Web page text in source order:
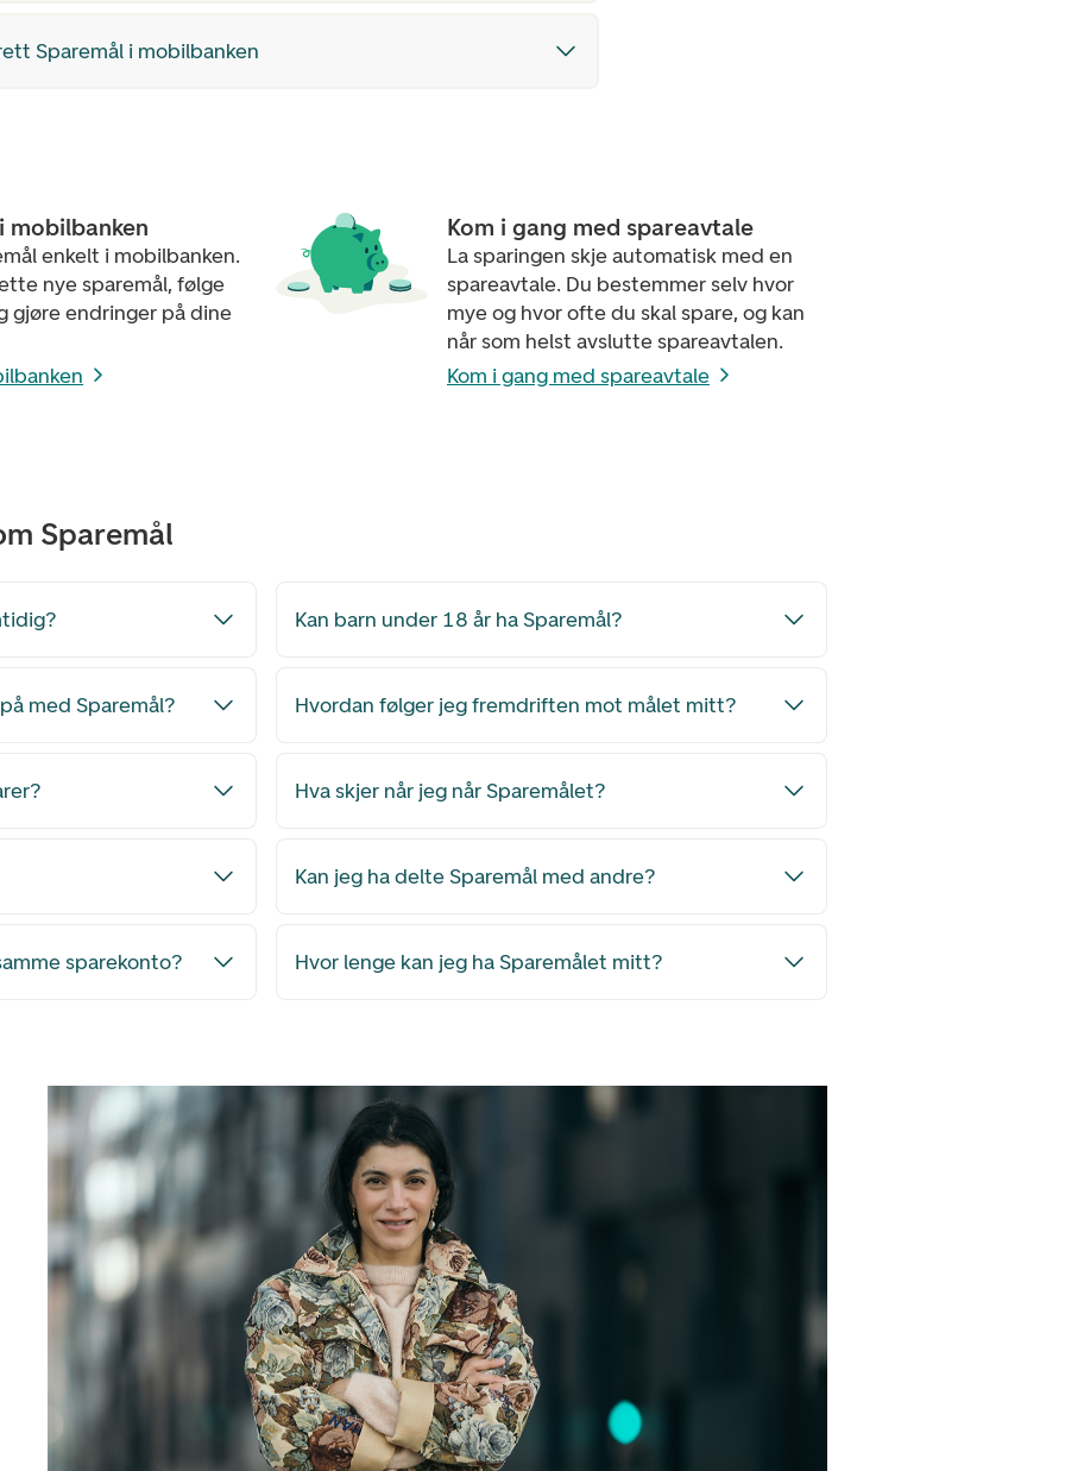
Sparemål i mobilbanken
mobilbanken
enkelt i mobilbanken.
nye sparemål, følge
gjøre endringer på dine
Kom i gang med spareavtale
La sparingen skje automatisk med en
spareavtale. Du bestemmer selv hvor
mye og hvor ofte du skal spare, og kan
når som helst avslutte spareavtalen.
Kom i gang med spareavtale
Sparemål
Kan barn under 18 år ha Sparemål?
med Sparemål? Hvordan følger jeg fremdriften mot målet mitt?
Hva skjer når jeg når Sparemålet?
Kan jeg ha delte Sparemål med andre?
sparekonto? Hvor lenge kan jeg ha Sparemålet mitt?